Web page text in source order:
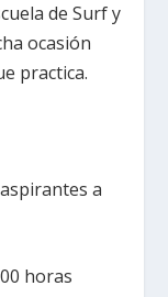
de Surf y
ocasión
practica.
a
horas